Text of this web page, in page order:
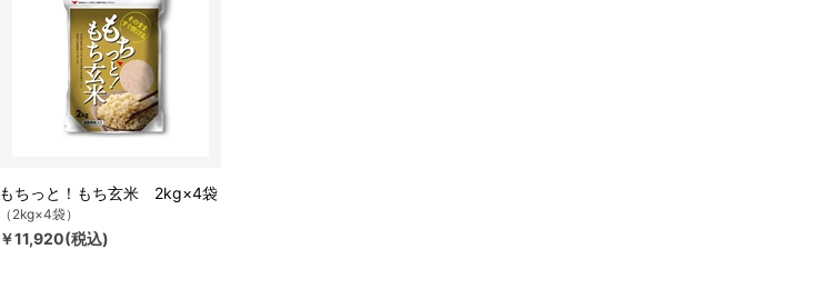
もちっと！もち玄米 2kg×4袋
（2kg×4袋）
￥11,920(税込)